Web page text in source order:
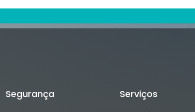
Segurança Serviços